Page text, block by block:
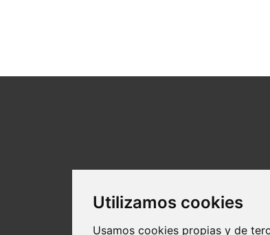
Utilizamos cookies
Usamos cookies propias y de